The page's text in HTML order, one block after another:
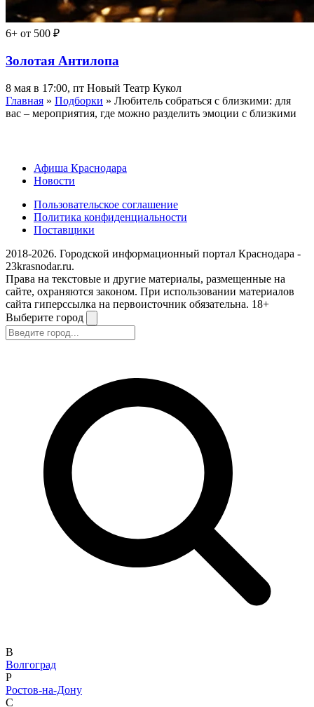
6+ от 500 ₽
Золотая Антилопа
8 мая в 17:00, пт Новый Театр Кукол
Главная » Подборки » Любитель собраться с близкими: для
вас – мероприятия, где можно разделить эмоции с близкими
Афиша Краснодара
Новости
Пользовательское соглашение
Политика конфиденциальности
Поставщики
2018-2026. Городской информационный портал Краснодара -
23krasnodar.ru.
Права на текстовые и другие материалы, размещенные на
сайте, охраняются законом. При использовании материалов
сайта гиперссылка на первоисточник обязательна. 18+
Выберите город
В
Волгоград
Р
Ростов-на-Дону
С